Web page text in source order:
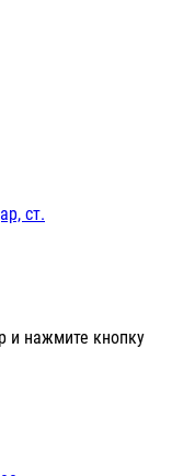
ст.
и нажмите кнопку